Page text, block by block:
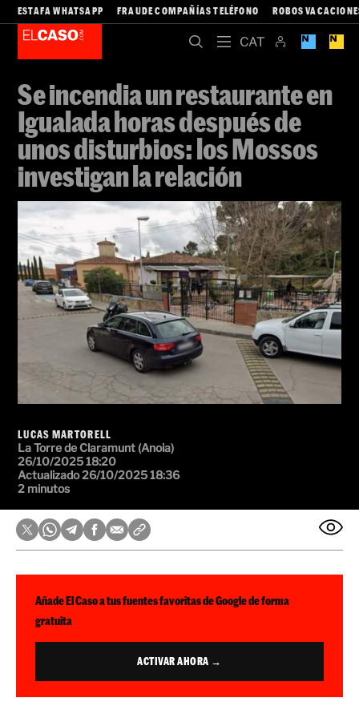
ESTAFA WHATSAPP FRAUDE COMPAÑÍAS TELÉFONO ROBOS
Se incendia un restaurante en
Igualada horas después de
unos disturbios: los Mossos
investigan la relación
LUCAS MARTORELL
La Torre de Claramunt (Anoia)
26/10/2025 18:20
Actualizado 26/10/2025 18:36
2 minutos
Añade El Caso a tus fuentes favoritas de Google de forma
gratuita
ACTIVAR AHORA →